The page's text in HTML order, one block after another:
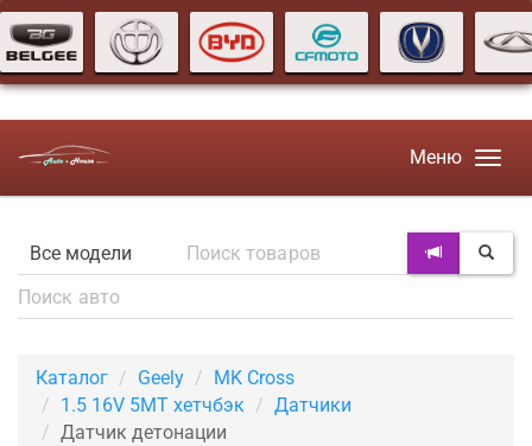
Меню
Каталог Geely
MK Cross
1.5 16V 5MT хетчбэк
Датчики
Датчик детонации